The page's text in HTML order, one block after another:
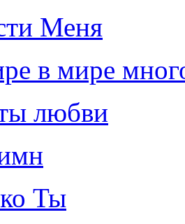
Меня
в мире
любви
Ты